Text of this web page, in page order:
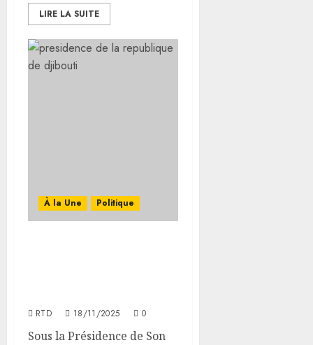
LIRE LA SUITE
À la Une Politique
RTD 18/11/2025 0
Sous la Présidence de Son